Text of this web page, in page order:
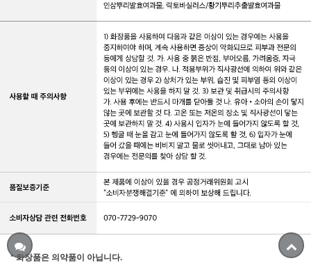
* 화장품은 의약품이 아닙니다.